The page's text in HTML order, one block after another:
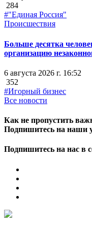
284
#"Единая Россия"
Происшествия
Больше десятка
организацию
6 августа 2026 г. 16:52
352
#Игорный бизнес
Все новости
Как не пропустить
Подпишитесь на наши
Подпишитесь на нас в